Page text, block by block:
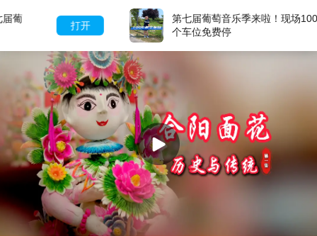
打开
第七届葡萄音乐季来啦！现场1000多
个车位免费停